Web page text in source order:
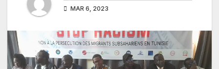
MAR 6, 2023